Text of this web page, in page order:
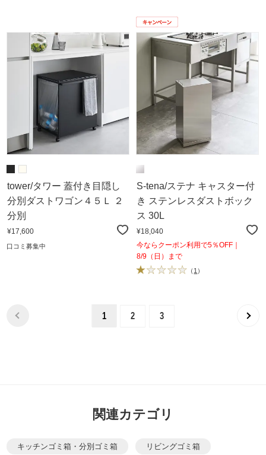
tower/タワー 蓋付き目隠し
分別ダストワゴン４５Ｌ ２
分別
¥17,600
口コミ募集中
S-tena/ステナ キャスター付
き ステンレスダストボック
ス 30L
¥18,040
今ならクーポン利用で5％OFF｜
8/9（日）まで
（ 1 ）
1 2 3
関連カテゴリ
キッチンゴミ箱・分別ゴミ箱 リビングゴミ箱